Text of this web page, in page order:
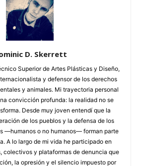
D. Skerrett
Superior de Artes Plásticas y Diseño,
y defensor de los derechos
y animales. Mi trayectoria personal
convicción profunda: la realidad no se
Desde muy joven entendí que la
de los pueblos y la defensa de los
—humanos o no humanos— forman parte
A lo largo de mi vida he participado en
colectivos y plataformas de denuncia que
la opresión y el silencio impuesto por